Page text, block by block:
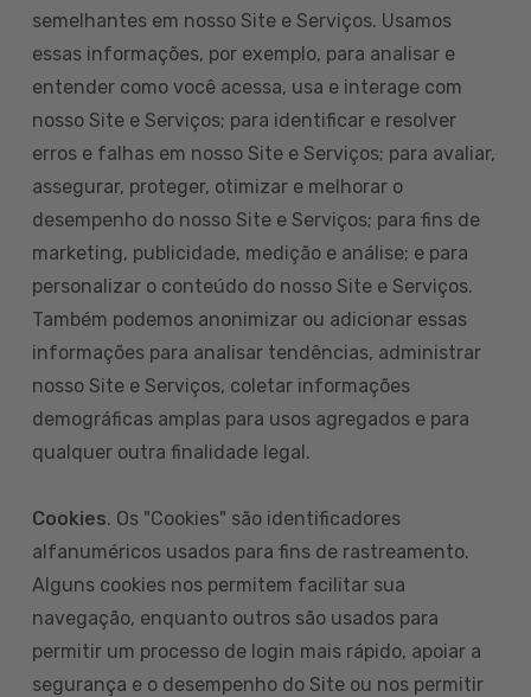
semelhantes em nosso Site e Serviços. Usamos
essas informações, por exemplo, para analisar e
entender como você acessa, usa e interage com
nosso Site e Serviços; para identificar e resolver
erros e falhas em nosso Site e Serviços; para avaliar,
assegurar, proteger, otimizar e melhorar o
desempenho do nosso Site e Serviços; para fins de
marketing, publicidade, medição e análise; e para
personalizar o conteúdo do nosso Site e Serviços.
Também podemos anonimizar ou adicionar essas
informações para analisar tendências, administrar
nosso Site e Serviços, coletar informações
demográficas amplas para usos agregados e para
qualquer outra finalidade legal.
Cookies. Os "Cookies" são identificadores
alfanuméricos usados para fins de rastreamento.
Alguns cookies nos permitem facilitar sua
navegação, enquanto outros são usados para
permitir um processo de login mais rápido, apoiar a
segurança e o desempenho do Site ou nos permitir